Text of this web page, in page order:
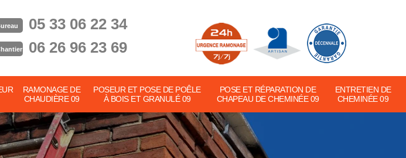
05 33 06 22 34
06 26 96 23 69
RAMONAGE DE
CHAUDIÈRE 09
POSEUR ET POSE DE POÊLE
À BOIS ET GRANULÉ 09
POSE ET RÉPARATION DE
CHAPEAU DE CHEMINÉE 09
ENTRETIEN DE
CHEMINÉE 09